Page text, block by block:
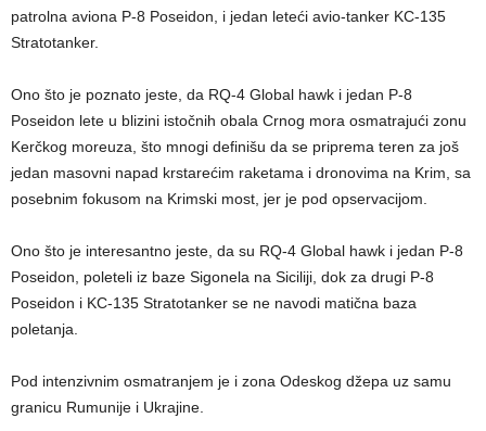
patrolna aviona P-8 Poseidon, i jedan leteći avio-tanker KC-135
Stratotanker.
Ono što je poznato jeste, da RQ-4 Global hawk i jedan P-8
Poseidon lete u blizini istočnih obala Crnog mora osmatrajući zonu
Kerčkog moreuza, što mnogi definišu da se priprema teren za još
jedan masovni napad krstarećim raketama i dronovima na Krim, sa
posebnim fokusom na Krimski most, jer je pod opservacijom.
Ono što je interesantno jeste, da su RQ-4 Global hawk i jedan P-8
Poseidon, poleteli iz baze Sigonela na Siciliji, dok za drugi P-8
Poseidon i KC-135 Stratotanker se ne navodi matična baza
poletanja.
Pod intenzivnim osmatranjem je i zona Odeskog džepa uz samu
granicu Rumunije i Ukrajine.